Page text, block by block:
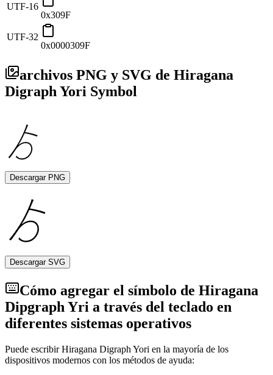
UTF-16
0x309F
UTF-32
0x0000309F
archivos PNG y SVG de Hiragana
Digraph Yori Symbol
Descargar PNG
Descargar SVG
Cómo agregar el símbolo de Hiragana
Dipgraph Yri a través del teclado en
diferentes sistemas operativos
Puede escribir Hiragana Digraph Yori en la mayoría de los
dispositivos modernos con los métodos de ayuda: